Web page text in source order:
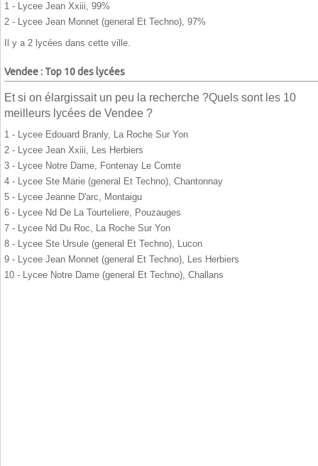
1 - Lycee Jean Xxiii, 99%
2 - Lycee Jean Monnet (general Et Techno), 97%
Il y a 2 lycées dans cette ville.
Vendee : Top 10 des lycées
Et si on élargissait un peu la recherche ?Quels sont les 10
meilleurs lycées de Vendee ?
1 - Lycee Edouard Branly, La Roche Sur Yon
2 - Lycee Jean Xxiii, Les Herbiers
3 - Lycee Notre Dame, Fontenay Le Comte
4 - Lycee Ste Marie (general Et Techno), Chantonnay
5 - Lycee Jeanne D'arc, Montaigu
6 - Lycee Nd De La Tourteliere, Pouzauges
7 - Lycee Nd Du Roc, La Roche Sur Yon
8 - Lycee Ste Ursule (general Et Techno), Lucon
9 - Lycee Jean Monnet (general Et Techno), Les Herbiers
10 - Lycee Notre Dame (general Et Techno), Challans